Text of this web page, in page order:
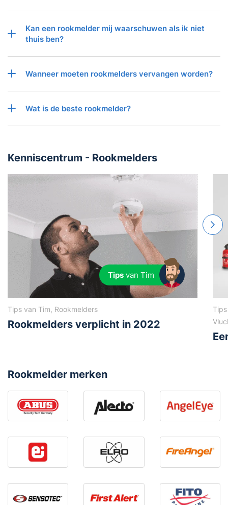
Kan een rookmelder mij waarschuwen als ik niet
thuis ben?
Wanneer moeten rookmelders vervangen worden?
Wat is de beste rookmelder?
Kenniscentrum - Rookmelders
Tips van Tim
Tips van Tim, Rookmelders
Rookmelders verplicht in 2022
Rookmelder merken